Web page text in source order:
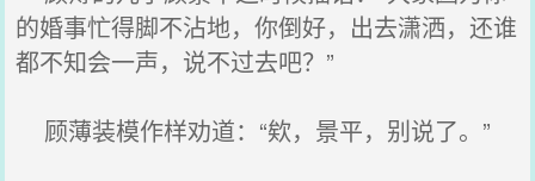
的婚事忙得脚不沾地，你倒好，出去潇洒，还谁
都不知会一声，说不过去吧？”
顾薄装模作样劝道：“欸，景平，别说了。”